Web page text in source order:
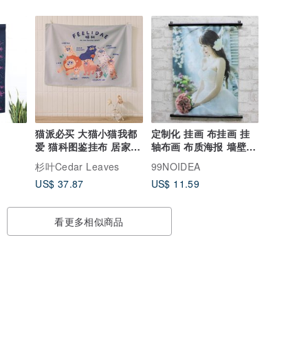
猫派必买 大猫小猫我都
爱 猫科图鉴挂布 居家
生活 布置
杉叶Cedar Leaves
US$ 37.87
定制化 挂画 布挂画 挂
轴布画 布质海报 墙壁装
饰布置 订做 订制
99NOIDEA
US$ 11.59
看更多相似商品